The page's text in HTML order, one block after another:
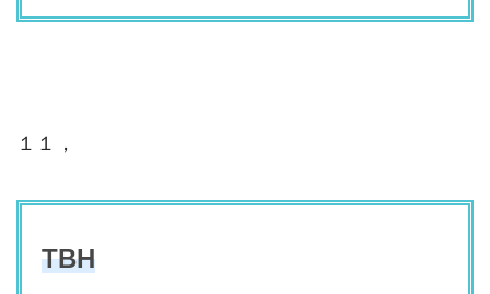
１１，
TBH